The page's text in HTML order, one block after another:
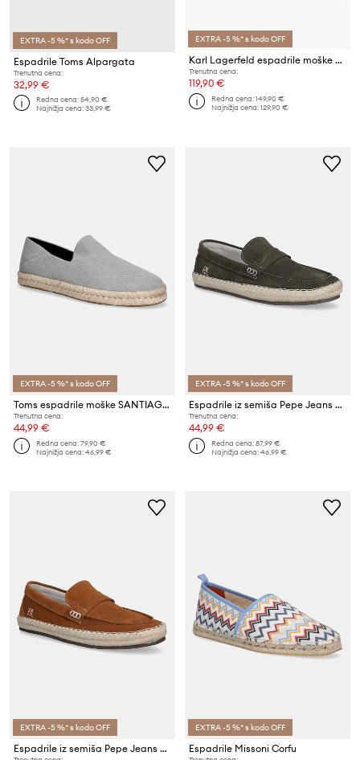
EXTRA -5 %* s kodo OFF
Espadrile Toms Alpargata
Trenutna cena:
32,99 €
Redna cena:54,90 €
Najnižja cena:33,99 €
EXTRA -5 %* s kodo OFF
Karl Lagerfeld espadrile moške Kamino
Trenutna cena:
119,90 €
Redna cena:149,90 €
Najnižja cena:129,90 €
EXTRA -5 %* s kodo OFF
Toms espadrile moške SANTIAGO
Trenutna cena:
44,99 €
Redna cena:79,90 €
Najnižja cena:46,99 €
EXTRA -5 %* s kodo OFF
Espadrile iz semiša Pepe Jeans TOURIST COAST
Trenutna cena:
44,99 €
Redna cena:87,99 €
Najnižja cena:46,99 €
EXTRA -5 %* s kodo OFF
Espadrile iz semiša Pepe Jeans TOURIST COAST
EXTRA -5 %* s kodo OFF
Espadrile Missoni Corfu